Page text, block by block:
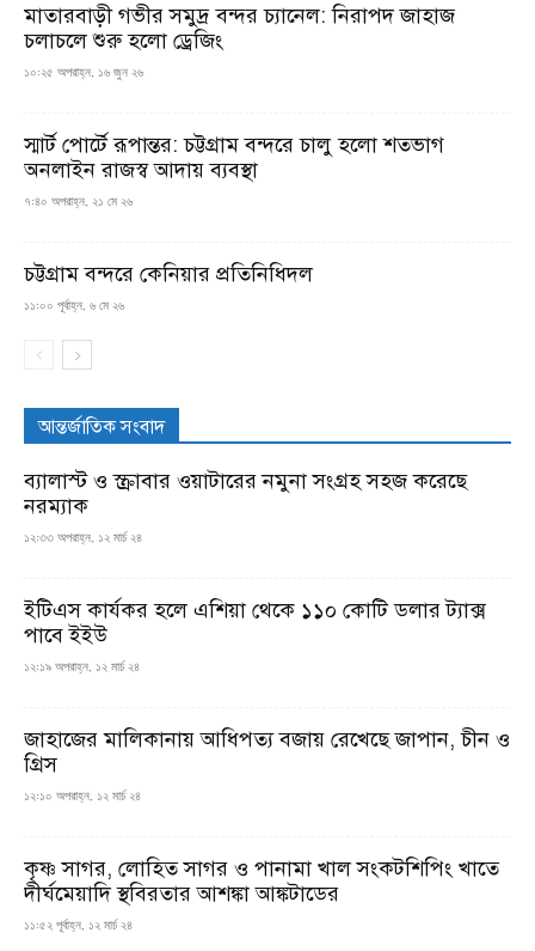
মাতারবাড়ী গভীর সমুদ্র বন্দর চ্যানেল: নিরাপদ জাহাজ
চলাচলে শুরু হলো ড্রেজিং
১০:২৫ অপরাহ্ন, ১৬ জুন ২৬
স্মার্ট পোর্টে রূপান্তর: চট্টগ্রাম বন্দরে চালু হলো শতভাগ
অনলাইন রাজস্ব আদায় ব্যবস্থা
৭:৪০ অপরাহ্ন, ২১ মে ২৬
চট্টগ্রাম বন্দরে কেনিয়ার প্রতিনিধিদল
১১:০০ পূর্বাহ্ন, ৬ মে ২৬
আন্তর্জাতিক সংবাদ
ব্যালাস্ট ও স্ক্রাবার ওয়াটারের নমুনা সংগ্রহ সহজ করেছে
নরম্যাক
১২:৩৩ অপরাহ্ন, ১২ মার্চ ২৪
ইটিএস কার্যকর হলে এশিয়া থেকে ১১০ কোটি ডলার ট্যাক্স
পাবে ইইউ
১২:১৯ অপরাহ্ন, ১২ মার্চ ২৪
জাহাজের মালিকানায় আধিপত্য বজায় রেখেছে জাপান, চীন ও
গ্রিস
১২:১০ অপরাহ্ন, ১২ মার্চ ২৪
কৃষ্ণ সাগর, লোহিত সাগর ও পানামা খাল সংকটশিপিং খাতে
দীর্ঘমেয়াদি স্থবিরতার আশঙ্কা আঙ্কটাডের
১১:৫২ পূর্বাহ্ন, ১২ মার্চ ২৪